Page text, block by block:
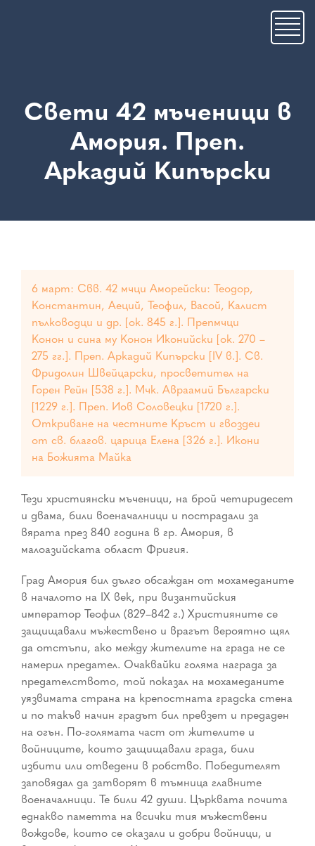
Свети 42 мъченици в
Амория. Преп.
Аркадий Кипърски
6 март: Свв. 42 мчци Аморейски: Теодор,
Константин, Аеций, Теофил, Васой, Калист
пълководци и др. [ок. 845 г.]. Препмчци
Конон и сина му Конон Иконийски [ок. 270 –
275 гг.]. Преп. Аркадий Кипърски [IV в.]. Св.
Фридолин Швейцарски, просветител на
Горен Рейн [538 г.]. Мчк. Авраамий Български
[1229 г.]. Преп. Иов Соловецки [1720 г.].
Откриване на честните Кръст и гвоздеи
от св. благов. царица Елена [326 г.]. Икони
на Божията Майка
Тези християнски мъченици, на брой четиридесет
и двама, били военачалници и пострадали за
вярата през 840 година в гр. Амория, в
малоазийската област Фригия.
Град Амория бил дълго обсаждан от мохамеданите
в началото на IX век, при византийския
император Теофил (829–842 г.) Християните се
защищавали мъжествено и врагът вероятно щял
да отстъпи, ако между жителите на града не се
намерил предател. Очаквайки голяма награда за
предателството, той показал на мохамеданите
уязвимата страна на крепостната градска стена
и по такъв начин градът бил превзет и предаден
на огън. По-голямата част от жителите и
войниците, които защищавали града, били
избити или отведени в робство. Победителят
заповядал да затворят в тъмница главните
военачалници. Те били 42 души. Църквата почита
еднакво паметта на всички тия мъжествени
вождове, които се оказали и добри войници, и